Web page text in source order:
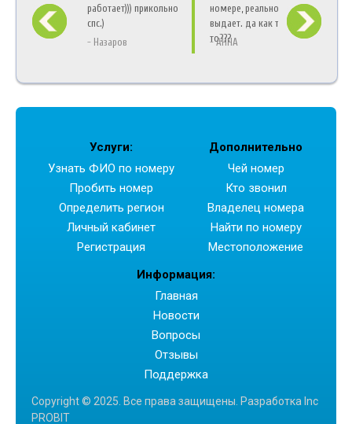
работает))) прикольно
спс.)
- Назаров
номере, реально
выдает. да как так-
то???
- АННА
тоже можно
Услуги:
Узнать ФИО по номеру
Пробить номер
Определить регион
Личный кабинет
Регистрация
Дополнительно
Чей номер
Кто звонил
Владелец номера
Найти по номеру
Местоположение
Информация:
Главная
Новости
Вопросы
Отзывы
Поддержка
Copyright © 2025. Все права защищены. Разработка Inc
PROBIT